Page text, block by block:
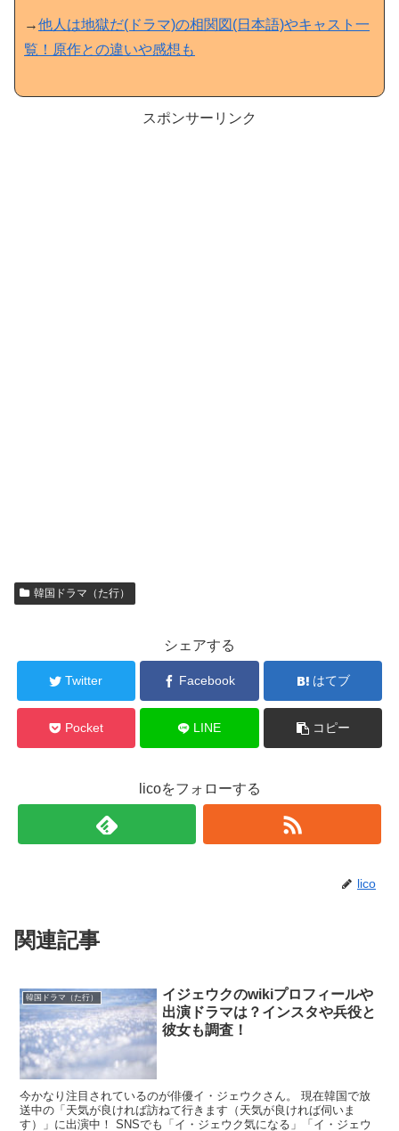
→他人は地獄だ(ドラマ)の相関図(日本語)やキャスト一
覧！原作との違いや感想も
スポンサーリンク
韓国ドラマ（た行）
シェアする
Twitter Facebook はてブ
Pocket LINE コピー
licoをフォローする
lico
関連記事
韓国ドラマ（た行）
イジェウクのwikiプロフィールや
出演ドラマは？インスタや兵役と
彼女も調査！
今かなり注目されているのが俳優イ・ジェウクさん。 現在韓国で放
送中の「天気が良ければ訪ねて行きます（天気が良ければ伺いま
す）」に出演中！ SNSでも「イ・ジェウク気になる」「イ・ジェウ